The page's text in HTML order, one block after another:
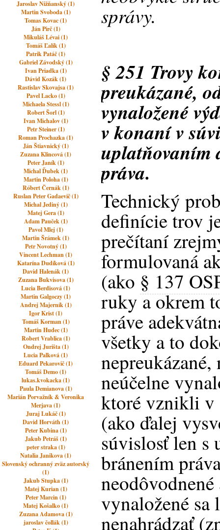
Jaroslav Nižňanský (1)
Martin Svoboda (1)
Tomas Kovac (1)
Ján Pirč (1)
Mikuláš Lévai (1)
Tomáš Ľalík (1)
Patrik Patáč (1)
Gabriel Závodský (1)
Ivan Priadka (1)
Dávid Kozák (1)
Rastislav Skovajsa (1)
Pavel Lacko (1)
Michaela Stessl (1)
Robert Šorl (1)
Ivan Michalov (1)
Petr Steiner (1)
Roman Prochazka (1)
Ján Štiavnický (1)
Zuzana Klincová (1)
Peter Janík (1)
Michal Ďubek (1)
Martin Poloha (1)
Róbert Černák (1)
Ruslan Peter Gadaevič (1)
Michal Jediný (1)
Matej Gera (1)
Adam Pauček (1)
Pavol Mlej (1)
Martin Šrámek (1)
Petr Novotný (1)
Vincent Lechman (1)
Katarína Dudíková (1)
David Halenák (1)
Zuzana Bukvisova (1)
Lucia Berdisová (1)
Martin Galgoczy (1)
Andrej Majerník (1)
Igor Krist (1)
Tomáš Korman (1)
Martin Hudec (1)
Robert Vrablica (1)
Ondrej Jurišta (1)
Lucia Palková (1)
Eduard Pekarovič (1)
Tomáš Demo (1)
lukas.kvokacka (1)
Paula Demianova (1)
Marián Porvažník & Veronika
Merjava (1)
Juraj Lukáč (1)
David Horváth (1)
Peter Kubina (1)
Jakub Petráš (1)
peter straka (1)
Natalia Janikova (1)
Slovenský ochranný zväz autorský
(1)
Jakub Stupka (1)
Matej Kurian (1)
Peter Marcin (1)
Matej Košalko (1)
Zuzana Adamova (1)
jaroslav čollák (1)
správy.
§ 251 Trovy
preukázané,
vynaložené
v konaní v
uplatňovaním
práva.
Technický
definície trov
prečítaní
formulovaná
(ako § 137
ruky a okrem
práve
všetky a to
neúčelne
ktoré vznikli v
(ako ďalej
súvislosť len s
bránením
neodôvodnené
vynaložené sa
nenahrádzať